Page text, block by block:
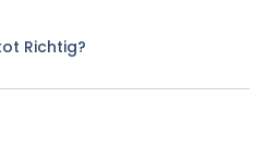
Richtig?